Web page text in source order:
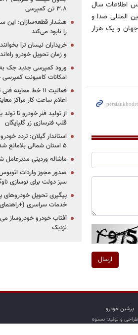
100 شرکت برتر ایران(براساس اطلاعات سال
المللی صدا و
ساله در دو مجموعه مجزا 500 شرکت بزرگ جهان و یک هزار
ارسال
۳.۸ تن کمپرسی
هشدار قطعه‌سازان: این
را نابود می‌کند
خریداران نیسان ترا
و زمان تحویل خودرو
ورود کمپرسی جدید جک
امکانات کامیونت کمپرسی
فعالیت ۱۱ خط
اعلام ساعت کار مراکز
از تولید فنر خودرو تا
قلب فنرسازی زر گلپایگان
استاندار گیلان: تردد
۵ استان شمالی بلامانع شد
ماشاله وردینی
سبز دولت برای نوسازی
پیگیری تحویل خودروهای
خدمات سراسری
آفتاب خودرو خودروساز
نزدیک
پرشین خودرو
طراحی و تولید: نستوه